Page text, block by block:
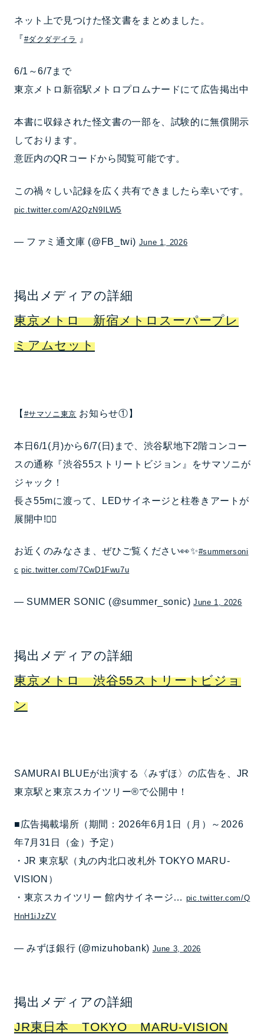
ネット上で見つけた怪文書をまとめました。
『 #ダクダデイラ 』
6/1～6/7まで
東京メトロ新宿駅メトロプロムナードにて広告掲出中
本書に収録された怪文書の一部を、試験的に無償開示
しております。
意匠内のQRコードから閲覧可能です。
この禍々しい記録を広く共有できましたら幸いです。
pic.twitter.com/A2QzN9ILW5
— ファミ通文庫 (@FB_twi) June 1, 2026
掲出メディアの詳細
東京メトロ 新宿メトロスーパープレ
ミアムセット
【 #サマソニ東京 お知らせ①】
本日6/1(月)から6/7(日)まで、渋谷駅地下2階コンコー
スの通称『渋谷55ストリートビジョン』をサマソニが
ジャック！
長さ55mに渡って、LEDサイネージと柱巻きアートが
展開中!💁‍♀️
お近くのみなさま、ぜひご覧ください👀✨#summersoni
c pic.twitter.com/7CwD1Fwu7u
— SUMMER SONIC (@summer_sonic)June 1, 2026
掲出メディアの詳細
東京メトロ 渋谷55ストリートビジョ
ン
SAMURAI BLUEが出演する〈みずほ〉の広告を、JR
東京駅と東京スカイツリー®で公開中！
■広告掲載場所（期間：2026年6月1日（月）～2026
年7月31日（金）予定）
・JR 東京駅（丸の内北口改札外 TOKYO MARU-
VISION）
・東京スカイツリー 館内サイネージ… pic.twitter.com/Q
HnH1iJzZV
— みずほ銀行 (@mizuhobank) June 3, 2026
掲出メディアの詳細
JR東日本 TOKYO MARU-VISION